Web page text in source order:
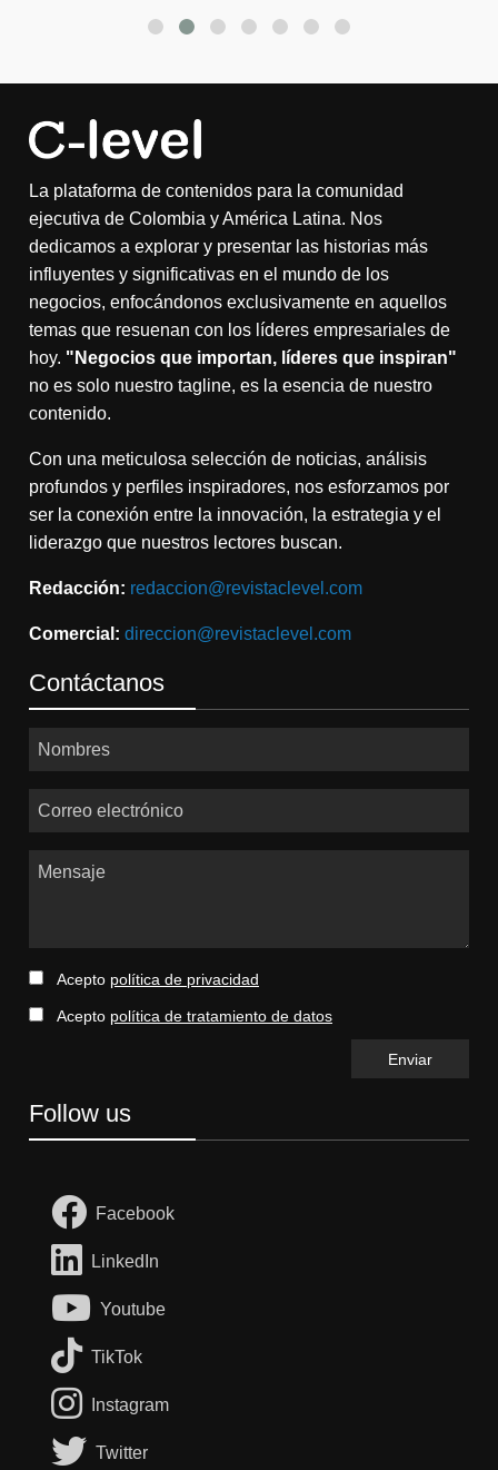
La plataforma de contenidos para la comunidad
ejecutiva de Colombia y América Latina. Nos
dedicamos a explorar y presentar las historias más
influyentes y significativas en el mundo de los
negocios, enfocándonos exclusivamente en aquellos
temas que resuenan con los líderes empresariales de
hoy. "Negocios que importan, líderes que inspiran"
no es solo nuestro tagline, es la esencia de nuestro
contenido.
Con una meticulosa selección de noticias, análisis
profundos y perfiles inspiradores, nos esforzamos por
ser la conexión entre la innovación, la estrategia y el
liderazgo que nuestros lectores buscan.
Redacción: redaccion@revistaclevel.com
Comercial: direccion@revistaclevel.com
Contáctanos
Nombres
Correo electrónico
Mensaje
Acepto política de privacidad
Acepto política de tratamiento de datos
Follow us
Facebook
LinkedIn
Youtube
TikTok
Instagram
Twitter